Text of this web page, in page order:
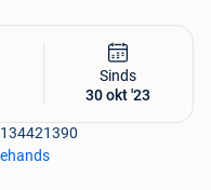
Sinds
30 okt '23